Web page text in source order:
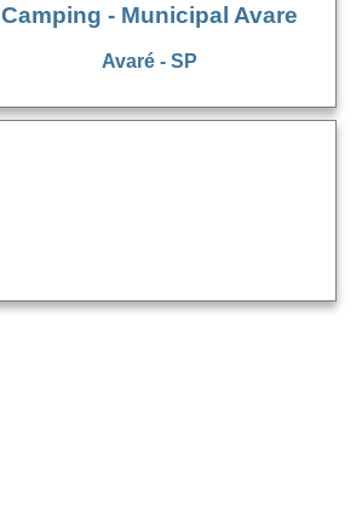
Camping - Municipal Avare
Avaré - SP